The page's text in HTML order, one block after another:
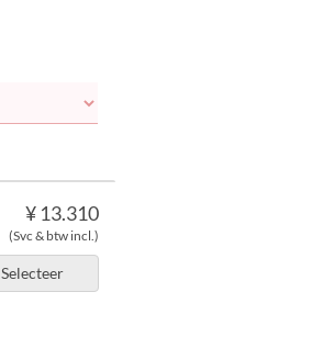
¥ 13.310
(Svc & btw incl.)
Selecteer